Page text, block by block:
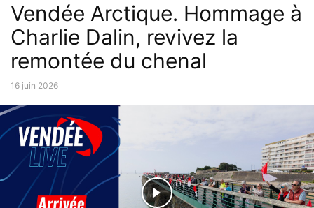
Vendée Arctique. Hommage à
Charlie Dalin, revivez la
remontée du chenal
16 juin 2026